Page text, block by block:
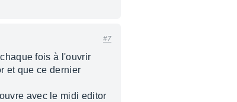
#7
fois à l'ouvrir
et que ce dernier
avec le midi editor